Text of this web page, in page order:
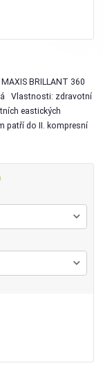
MAXIS BRILLANT 360
Vlastnosti: zdravotní
eastických
patří do II. kompresní